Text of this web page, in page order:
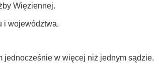
Więziennej.
i województwa.
jednocześnie w więcej niż jednym sądzie.